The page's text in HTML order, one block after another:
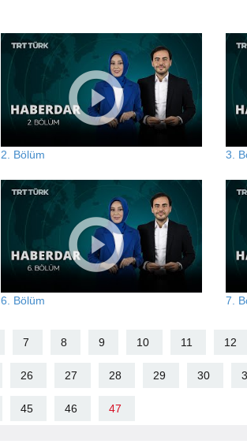
2. Bölüm 3.
6. Bölüm 7.
7 8 9 10 11 12
26 27 28 29 30
45 46 47